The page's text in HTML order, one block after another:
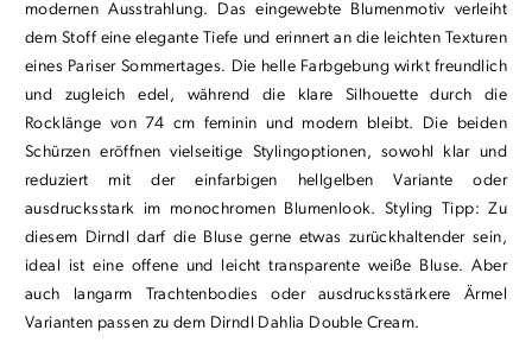
modernen Ausstrahlung. Das eingewebte Blumenmotiv verleiht
dem Stoff eine elegante Tiefe und erinnert an die leichten Texturen
eines Pariser Sommertages. Die helle Farbgebung wirkt freundlich
und zugleich edel, während die klare Silhouette durch die
Rocklänge von 74 cm feminin und modern bleibt. Die beiden
Schürzen eröffnen vielseitige Stylingoptionen, sowohl klar und
reduziert mit der einfarbigen hellgelben Variante oder
ausdrucksstark im monochromen Blumenlook. Styling Tipp: Zu
diesem Dirndl darf die Bluse gerne etwas zurückhaltender sein,
ideal ist eine offene und leicht transparente weiße Bluse. Aber
auch langarm Trachtenbodies oder ausdrucksstärkere Ärmel
Varianten passen zu dem Dirndl Dahlia Double Cream.